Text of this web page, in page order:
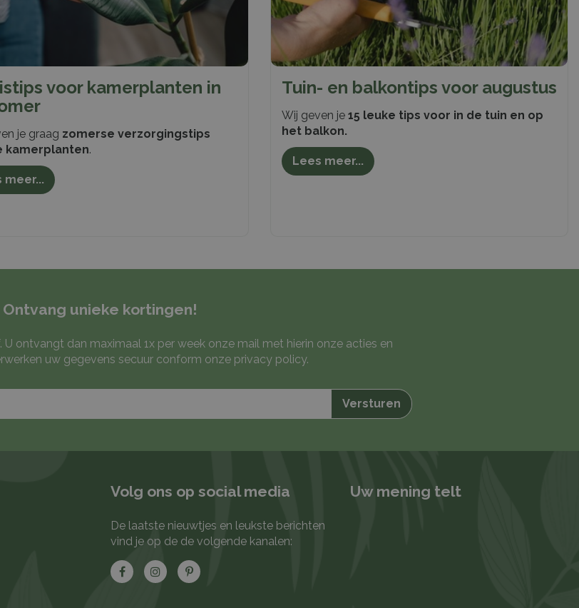
voor kamerplanten in
je graag zomerse verzorgingstips
kamerplanten.
meer...
Tuin- en balkontips voor augustus
Wij geven je 15 leuke tips voor in de tuin en op
het balkon.
Lees meer...
Ontvang unieke kortingen!
U ontvangt dan maximaal 1x per week onze mail met hierin onze acties en
uw gegevens secuur conform onze privacy policy.
Volg ons op social media
De laatste nieuwtjes en leukste berichten
vind je op de de volgende kanalen:
Uw mening telt